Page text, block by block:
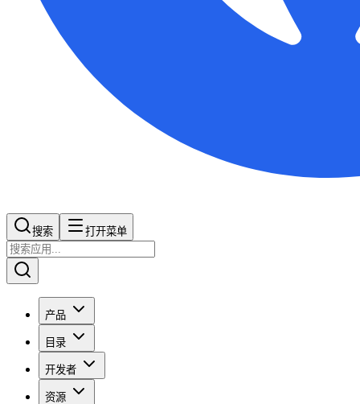
搜索​​​​ 打开菜单
产品
目录
开发者
资源